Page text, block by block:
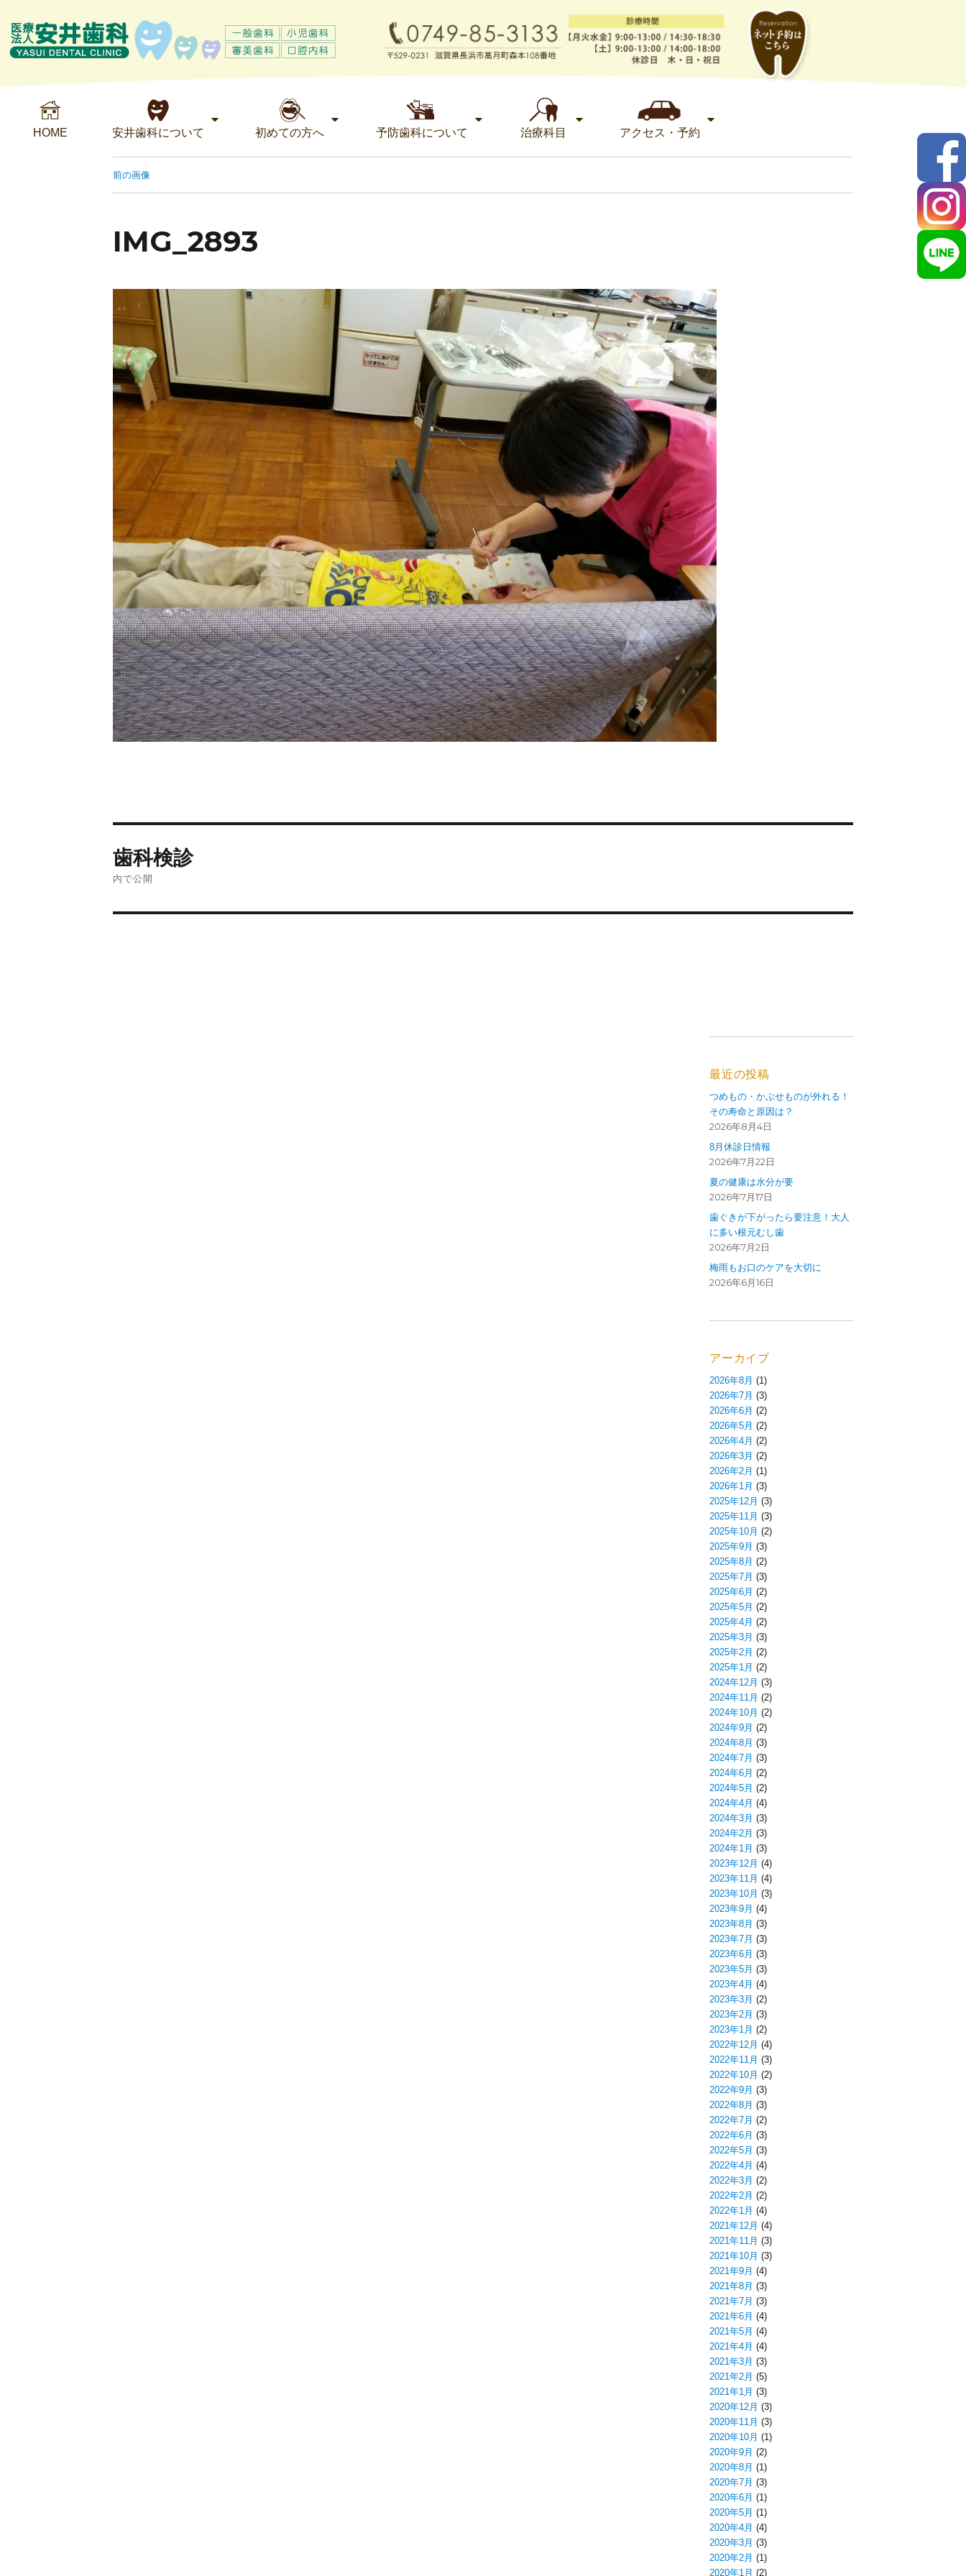
HOME 安井歯科について 初めての方へ 予防歯科について 治療科目 アクセス・予約
前の画像
IMG_2893
歯科検診
内で公開
最近の投稿
つめもの・かぶせものが外れる！
その寿命と原因は？
2026年8月4日
8月休診日情報
2026年7月22日
夏の健康は水分が要
2026年7月17日
歯ぐきが下がったら要注意！大人
に多い根元むし歯
2026年7月2日
梅雨もお口のケアを大切に
2026年6月16日
アーカイブ
2026年8月 (1)
2026年7月 (3)
2026年6月 (2)
2026年5月 (2)
2026年4月 (2)
2026年3月 (2)
2026年2月 (1)
2026年1月 (3)
2025年12月 (3)
2025年11月 (3)
2025年10月 (2)
2025年9月 (3)
2025年8月 (2)
2025年7月 (3)
2025年6月 (2)
2025年5月 (2)
2025年4月 (2)
2025年3月 (3)
2025年2月 (2)
2025年1月 (2)
2024年12月 (3)
2024年11月 (2)
2024年10月 (2)
2024年9月 (2)
2024年8月 (3)
2024年7月 (3)
2024年6月 (2)
2024年5月 (2)
2024年4月 (4)
2024年3月 (3)
2024年2月 (3)
2024年1月 (3)
2023年12月 (4)
2023年11月 (4)
2023年10月 (3)
2023年9月 (4)
2023年8月 (3)
2023年7月 (3)
2023年6月 (3)
2023年5月 (3)
2023年4月 (4)
2023年3月 (2)
2023年2月 (3)
2023年1月 (2)
2022年12月 (4)
2022年11月 (3)
2022年10月 (2)
2022年9月 (3)
2022年8月 (3)
2022年7月 (2)
2022年6月 (3)
2022年5月 (3)
2022年4月 (4)
2022年3月 (2)
2022年2月 (2)
2022年1月 (4)
2021年12月 (4)
2021年11月 (3)
2021年10月 (3)
2021年9月 (4)
2021年8月 (3)
2021年7月 (3)
2021年6月 (4)
2021年5月 (4)
2021年4月 (4)
2021年3月 (3)
2021年2月 (5)
2021年1月 (3)
2020年12月 (3)
2020年11月 (3)
2020年10月 (1)
2020年9月 (2)
2020年8月 (1)
2020年7月 (3)
2020年6月 (1)
2020年5月 (1)
2020年4月 (4)
2020年3月 (3)
2020年2月 (1)
2020年1月 (2)